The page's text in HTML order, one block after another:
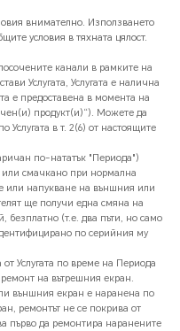
внимателно. Използването
условия в тяхната цялост.
канали в рамките на
Услугата, Услугата е налична
е предоставена в момента на
продукт(и)“). Можете да
Услугата в т. 2(6) от настоящите
по-нататък "Периода")
или смачкано при нормална
или напукване на външния или
ще получи една смяна на
безплатно (т.е. два пъти, но само
по серийния му
Услугата по време на Периода
на вътрешния екран.
външния екран е наранена по
ремонтът не се покрива от
първо да ремонтира наранените